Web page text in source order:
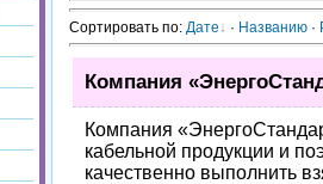
Сортировать по: Дате · Названию ·
Компания
Компания
кабельной продукции и
качественно выполнить